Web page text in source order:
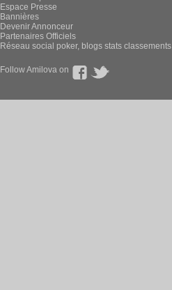
Espace Presse
Bannières
Devenir Annonceur
Partenaires Officiels
Réseau social poker, blogs stats classements
Follow Amilova on